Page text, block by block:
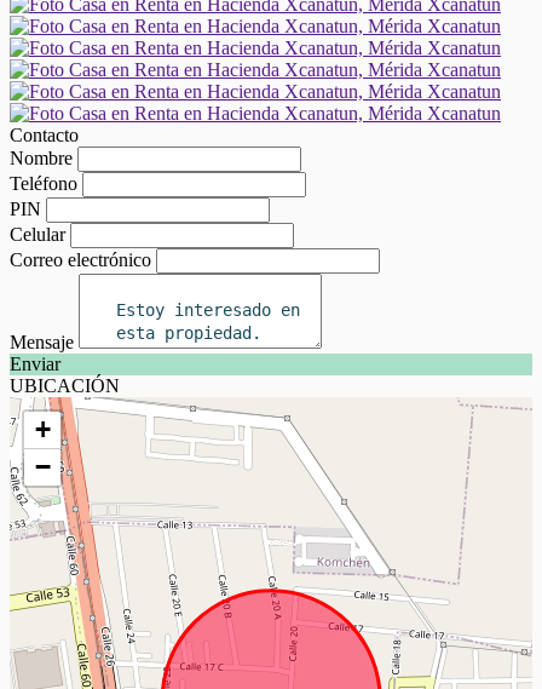
Contacto
Nombre
Teléfono
PIN
Celular
Correo electrónico
Mensaje
Enviar
UBICACIÓN
+
−